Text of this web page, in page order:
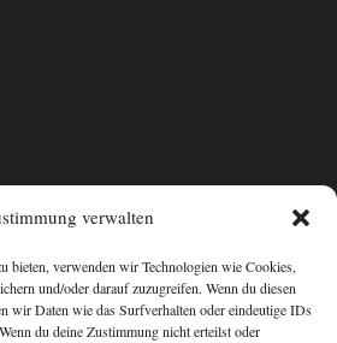
verwalten
bieten, verwenden wir Technologien wie Cookies,
und/oder darauf zuzugreifen. Wenn du diesen
wir Daten wie das Surfverhalten oder eindeutige IDs
du deine Zustimmung nicht erteilst oder